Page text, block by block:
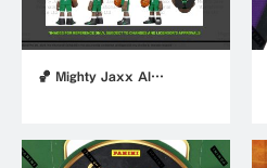
🏀 Mighty Jaxx Al…